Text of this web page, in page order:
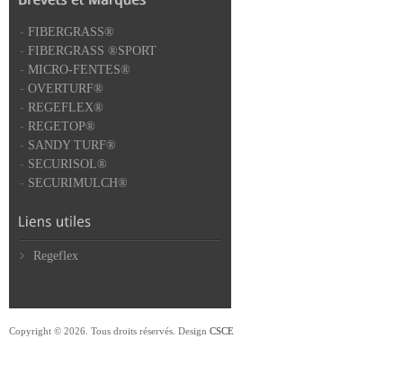
- FIBERGRASS®
- FIBERGRASS ®SPORT
- MICRO-FENTES®
- OVERTURF®
- REGEFLEX®
- REGETOP®
- SANDY TURF®
- SECURISOL®
- SECURIMULCH®
Regeflex
Copyright © 2026. Tous droits réservés. Design CSCE